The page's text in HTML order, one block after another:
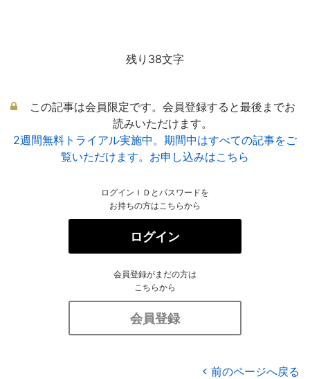
残り38文字
この記事は会員限定です。会員登録すると最後までお
読みいただけます。
2週間無料トライアル実施中。期間中はすべての記事をご
覧いただけます。お申し込みはこちら
ログインＩＤとパスワードを
お持ちの方はこちらから
ログイン
会員登録がまだの方は
こちらから
会員登録
前のページへ戻る